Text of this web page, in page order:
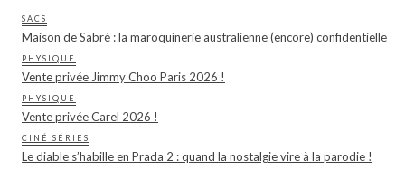
SACS
Maison de Sabré : la maroquinerie australienne (encore) confidentielle
PHYSIQUE
Vente privée Jimmy Choo Paris 2026 !
PHYSIQUE
Vente privée Carel 2026 !
CINÉ SÉRIES
Le diable s’habille en Prada 2 : quand la nostalgie vire à la parodie !